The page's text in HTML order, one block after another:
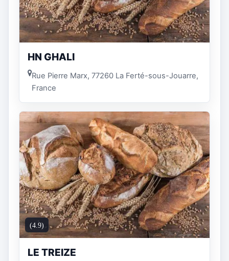
HN GHALI
Rue Pierre Marx, 77260 La Ferté-sous-Jouarre,
France
(4.9)
LE TREIZE